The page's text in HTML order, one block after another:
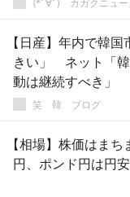
(*ﾟ∀ﾟ)ゞカガクニュー
【日産】年内で韓
きい」 ネット「韓
動は継続すべき」
笑 韓 ブログ
【相場】株価はま
円、ポンド円は円安